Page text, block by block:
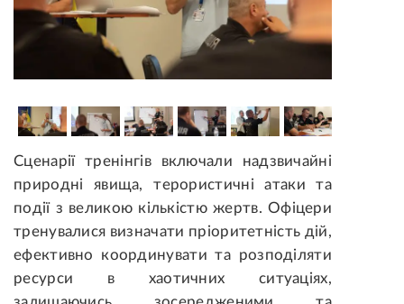
Сценарії тренінгів включали надзвичайні
природні явища, терористичні атаки та
події з великою кількістю жертв. Офіцери
тренувалися визначати пріоритетність дій,
ефективно координувати та розподіляти
ресурси в хаотичних ситуаціях,